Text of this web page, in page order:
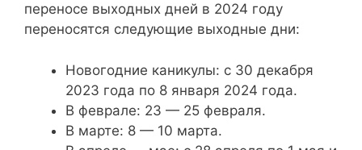
переносе выходных дней в 2024 году
переносятся следующие выходные дни:
Новогодние каникулы: с 30 декабря
2023 года по 8 января 2024 года.
В феврале: 23 — 25 февраля.
В марте: 8 — 10 марта.